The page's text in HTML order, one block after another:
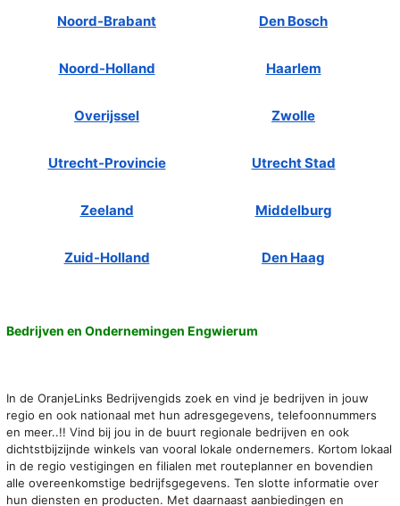
Noord-Brabant Den Bosch
Noord-Holland Haarlem
Overijssel Zwolle
Utrecht-Provincie Utrecht Stad
Zeeland Middelburg
Zuid-Holland Den Haag
Bedrijven en Ondernemingen Engwierum
In de OranjeLinks Bedrijvengids zoek en vind je bedrijven in jouw
regio en ook nationaal met hun adresgegevens, telefoonnummers
en meer..!! Vind bij jou in de buurt regionale bedrijven en ook
dichtstbijzijnde winkels van vooral lokale ondernemers. Kortom lokaal
in de regio vestigingen en filialen met routeplanner en bovendien
alle overeenkomstige bedrijfsgegevens. Ten slotte informatie over
hun diensten en producten. Met daarnaast aanbiedingen en